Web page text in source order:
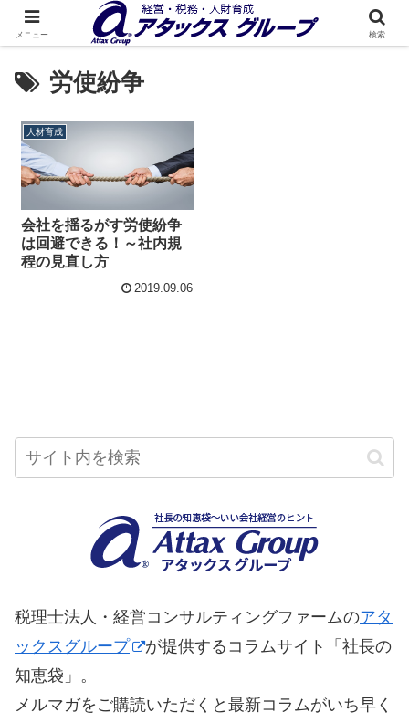
労使紛争
人材育成
会社を揺るがす労使紛争
は回避できる！～社内規
程の見直し方
2019.09.06
税理士法人・経営コンサルティングファームのアタ
ックスグループ
が提供するコラムサイト「社長の
知恵袋」。
メルマガをご購読いただくと最新コラムがいち早く
メニュー 検索